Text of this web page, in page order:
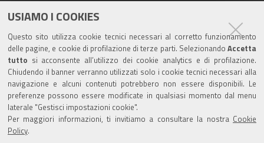
USIAMO I COOKIES
Questo sito utilizza cookie tecnici necessari al corretto funzionamento
delle pagine, e cookie di profilazione di terze parti. Selezionando Accetta
tutto si acconsente all’utilizzo dei cookie analytics e di profilazione.
Chiudendo il banner verranno utilizzati solo i cookie tecnici necessari alla
navigazione e alcuni contenuti potrebbero non essere disponibili. Le
preferenze possono essere modificate in qualsiasi momento dal menu
laterale "Gestisci impostazioni cookie".
Per maggiori informazioni, ti invitiamo a consultare la nostra Cookie
Policy.
Seguici su
Turismo
Riserva di Nirano
Castello di Spezzano